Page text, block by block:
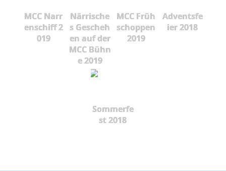
MCC Narr
enschiff 2
019
Närrische
s Gescheh
en auf der
MCC Bühn
e 2019
MCC Früh
schoppen
2019
Adventsfe
ier 2018
Sommerfe
st 2018